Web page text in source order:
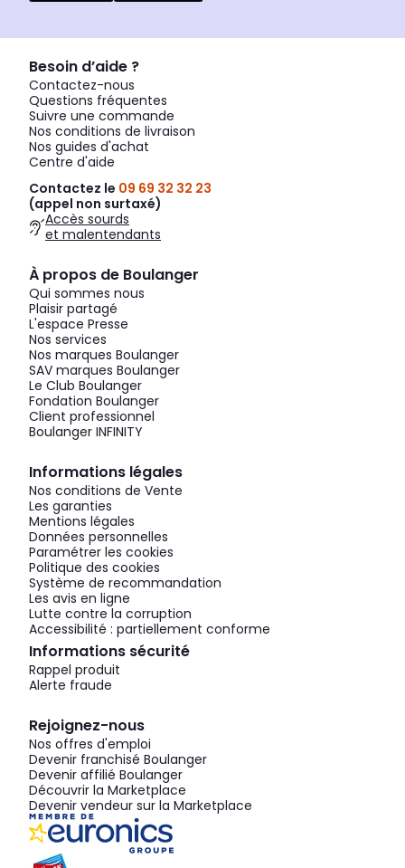
Besoin d’aide ?
Contactez-nous
Questions fréquentes
Suivre une commande
Nos conditions de livraison
Nos guides d'achat
Centre d'aide
Contactez le 09 69 32 32 23
(appel non surtaxé)
Accès sourds
et malentendants
À propos de Boulanger
Qui sommes nous
Plaisir partagé
L'espace Presse
Nos services
Nos marques Boulanger
SAV marques Boulanger
Le Club Boulanger
Fondation Boulanger
Client professionnel
Boulanger INFINITY
Informations légales
Nos conditions de Vente
Les garanties
Mentions légales
Données personnelles
Paramétrer les cookies
Politique des cookies
Système de recommandation
Les avis en ligne
Lutte contre la corruption
Accessibilité : partiellement conforme
Informations sécurité
Rappel produit
Alerte fraude
Rejoignez-nous
Nos offres d'emploi
Devenir franchisé Boulanger
Devenir affilié Boulanger
Découvrir la Marketplace
Devenir vendeur sur la Marketplace